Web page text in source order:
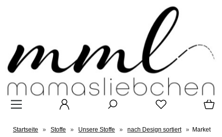
Startseite » Stoffe » Unsere Stoffe » nach Design sortiert » Market